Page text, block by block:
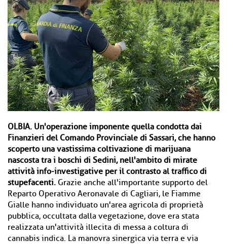
OLBIA. Un'operazione imponente quella condotta dai
Finanzieri del Comando Provinciale di Sassari, che hanno
scoperto una vastissima coltivazione di marijuana
nascosta tra i boschi di Sedini, nell'ambito di mirate
attività info-investigative per il contrasto al traffico di
stupefacenti. Grazie anche all'importante supporto del
Reparto Operativo Aeronavale di Cagliari, le Fiamme
Gialle hanno individuato un'area agricola di proprietà
pubblica, occultata dalla vegetazione, dove era stata
realizzata un'attività illecita di messa a coltura di
cannabis indica. La manovra sinergica via terra e via